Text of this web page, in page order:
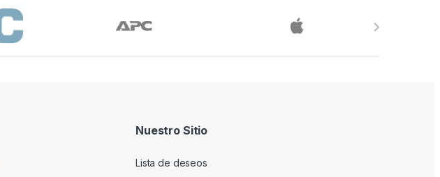
Nuestro Sitio
Lista de deseos